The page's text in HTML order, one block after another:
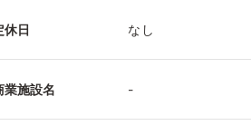
休日 なし
業施設名 -